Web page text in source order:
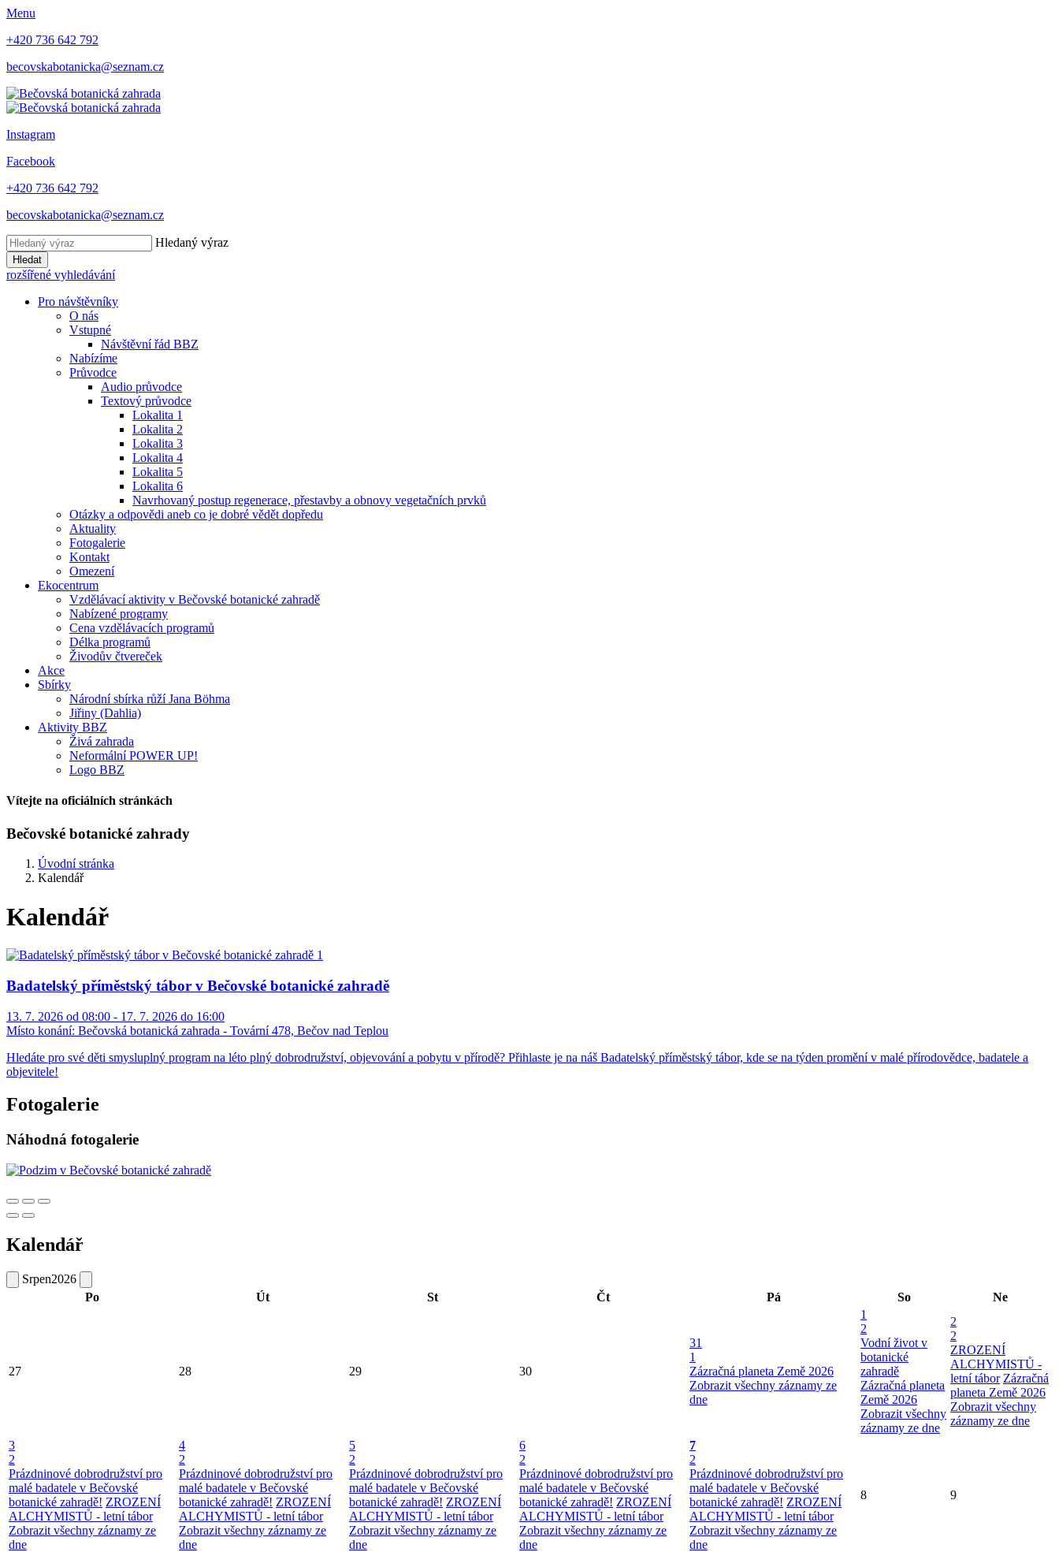
Menu
+420 736 642 792
becovskabotanicka@seznam.cz
Instagram
Facebook
+420 736 642 792
becovskabotanicka@seznam.cz
Hledaný výraz
Hledat
rozšířené vyhledávání
Pro návštěvníky
O nás
Vstupné
Návštěvní řád BBZ
Nabízíme
Průvodce
Audio průvodce
Textový průvodce
Lokalita 1
Lokalita 2
Lokalita 3
Lokalita 4
Lokalita 5
Lokalita 6
Navrhovaný postup regenerace, přestavby a obnovy vegetačních prvků
Otázky a odpovědi aneb co je dobré vědět dopředu
Aktuality
Fotogalerie
Kontakt
Omezení
Ekocentrum
Vzdělávací aktivity v Bečovské botanické zahradě
Nabízené programy
Cena vzdělávacích programů
Délka programů
Živodův čtvereček
Akce
Sbírky
Národní sbírka růží Jana Böhma
Jiřiny (Dahlia)
Aktivity BBZ
Živá zahrada
Neformální POWER UP!
Logo BBZ
Vítejte na oficiálních stránkách
Bečovské botanické zahrady
Úvodní stránka
Kalendář
Kalendář
Badatelský příměstský tábor v Bečovské botanické zahradě
13. 7. 2026 od 08:00 - 17. 7. 2026 do 16:00
Místo konání: Bečovská botanická zahrada - Tovární 478, Bečov nad Teplou
Hledáte pro své děti smysluplný program na léto plný dobrodružství, objevování a pobytu v přírodě? Přihlaste je na náš Badatelský příměstský tábor, kde se na týden promění v malé přírodovědce, badatele a
objevitele!
Fotogalerie
Náhodná fotogalerie
Kalendář
Srpen2026
Po
Út St Čt Pá So Ne
27 28 29 30
31
1
Zázračná planeta Země 2026
Zobrazit všechny záznamy ze
dne
1
2
Vodní život v
botanické
zahradě
Zázračná planeta
Země 2026
Zobrazit všechny
záznamy ze dne
2
2
ZROZENÍ
ALCHYMISTŮ -
letní tábor Zázračná
planeta Země 2026
Zobrazit všechny
záznamy ze dne
3
2
Prázdninové dobrodružství pro
malé badatele v Bečovské
botanické zahradě! ZROZENÍ
ALCHYMISTŮ - letní tábor
Zobrazit všechny záznamy ze
dne
4
2
Prázdninové dobrodružství pro
malé badatele v Bečovské
botanické zahradě! ZROZENÍ
ALCHYMISTŮ - letní tábor
Zobrazit všechny záznamy ze
dne
5
2
Prázdninové dobrodružství pro
malé badatele v Bečovské
botanické zahradě! ZROZENÍ
ALCHYMISTŮ - letní tábor
Zobrazit všechny záznamy ze
dne
6
2
Prázdninové dobrodružství pro
malé badatele v Bečovské
botanické zahradě! ZROZENÍ
ALCHYMISTŮ - letní tábor
Zobrazit všechny záznamy ze
dne
7
2
Prázdninové dobrodružství pro
malé badatele v Bečovské
botanické zahradě! ZROZENÍ
ALCHYMISTŮ - letní tábor
Zobrazit všechny záznamy ze
dne
8 9